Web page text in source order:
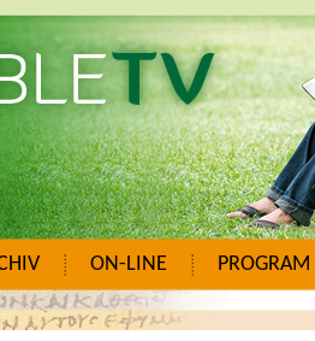
ON-LINE PROGRAM